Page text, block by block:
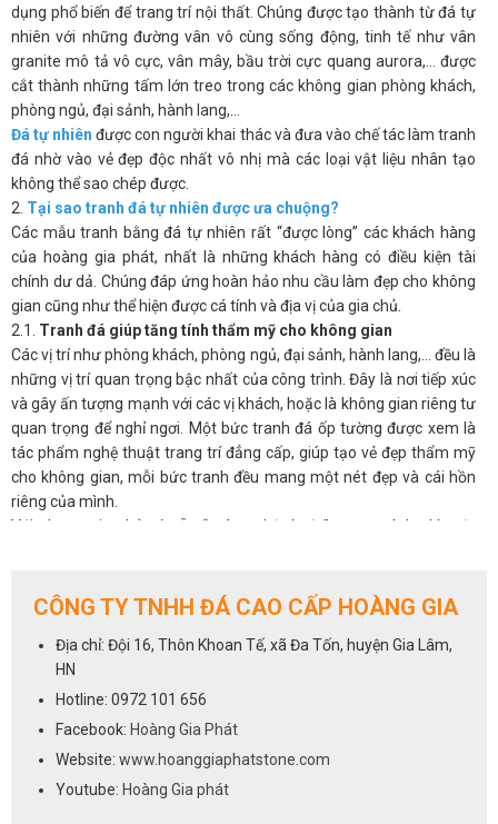
dụng phổ biến để trang trí nội thất. Chúng được tạo thành từ đá tự
nhiên với những đường vân vô cùng sống động, tinh tế như vân
granite mô tả vô cực, vân mây, bầu trời cực quang aurora,… được
cắt thành những tấm lớn treo trong các không gian phòng khách,
phòng ngủ, đại sảnh, hành lang,…
Đá tự nhiên được con người khai thác và đưa vào chế tác làm tranh
đá nhờ vào vẻ đẹp độc nhất vô nhị mà các loại vật liệu nhân tạo
không thể sao chép được.
2. Tại sao tranh đá tự nhiên được ưa chuộng?
Các mẫu tranh bằng đá tự nhiên rất “được lòng” các khách hàng
của hoàng gia phát, nhất là những khách hàng có điều kiện tài
chính dư dả. Chúng đáp ứng hoàn hảo nhu cầu làm đẹp cho không
gian cũng như thể hiện được cá tính và địa vị của gia chủ.
2.1. Tranh đá giúp tăng tính thẩm mỹ cho không gian
Các vị trí như phòng khách, phòng ngủ, đại sảnh, hành lang,… đều là
những vị trí quan trọng bậc nhất của công trình. Đây là nơi tiếp xúc
và gây ấn tượng mạnh với các vị khách, hoặc là không gian riêng tư
quan trọng để nghỉ ngơi. Một bức tranh đá ốp tường được xem là
tác phẩm nghệ thuật trang trí đẳng cấp, giúp tạo vẻ đẹp thẩm mỹ
cho không gian, mỗi bức tranh đều mang một nét đẹp và cái hồn
riêng của mình.
Với những gia chủ có sẵn “máu nghệ thuật” trong mình, thì một
2.2.Tranh đá giúp điều hòa phong thủy cho phòng khách
nghĩa phong thủy, có thể tác động đến âm dương ngũ hành và làm
thay đổi vận khí trong nhà. Được hình thành hoàn toàn từ tự nhiên,
nên có tác dụng tạo không gian thoáng đãng, mở rộng tầm nhìn,
đem đến nguồn năng lượng tích cực, an nhiên cho các thành viên
Người ta quan niệm, khi chọn tranh đá tự nhiên có màu sắc hợp với
mệnh còn mang đến may mắn, tài lộc, hóa giải những xui xẻo, giúp
CÔNG TY TNHH ĐÁ CAO CẤP HOÀNG GIA
Địa chỉ: Đội 16, Thôn Khoan Tế, xã Đa Tốn, huyện Gia Lâm,
HN
Hotline: 0972 101 656
Facebook: Hoàng Gia Phát
Website: www.hoanggiaphatstone.com
Youtube: Hoàng Gia phát